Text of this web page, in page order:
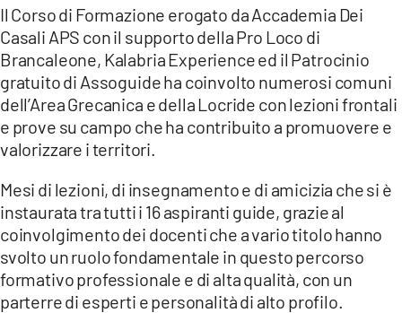
LACAPITALENEWS.IT
App
ANDROID
APPLE
Il Corso di Formazione erogato da Accademia Dei
Casali APS con il supporto della Pro Loco di
Brancaleone, Kalabria Experience ed il Patrocinio
gratuito di Assoguide ha coinvolto numerosi comuni
dell’Area Grecanica e della Locride con lezioni frontali
e prove su campo che ha contribuito a promuovere e
valorizzare i territori.
Mesi di lezioni, di insegnamento e di amicizia che si è
instaurata tra tutti i 16 aspiranti guide, grazie al
coinvolgimento dei docenti che a vario titolo hanno
svolto un ruolo fondamentale in questo percorso
formativo professionale e di alta qualità, con un
parterre di esperti e personalità di alto profilo.